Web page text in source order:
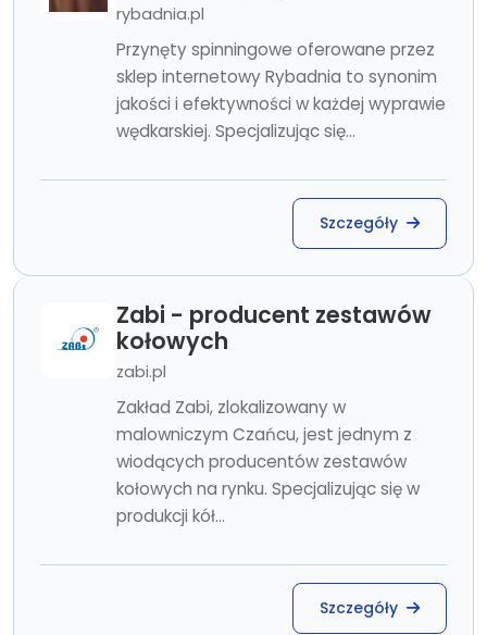
rybadnia.pl
Przynęty spinningowe oferowane przez
sklep internetowy Rybadnia to synonim
jakości i efektywności w każdej wyprawie
wędkarskiej. Specjalizując się...
Szczegóły
Zabi - producent zestawów
kołowych
zabi.pl
Zakład Zabi, zlokalizowany w
malowniczym Czańcu, jest jednym z
wiodących producentów zestawów
kołowych na rynku. Specjalizując się w
produkcji kół...
Szczegóły